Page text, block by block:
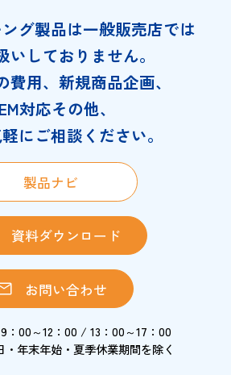
グ製品は一般販売店では
いしておりません。
費用、新規商品企画、
対応その他、
にご相談ください。
製品ナビ
資料ダウンロード
お問い合わせ
：00～12：00 / 13：00～17：00
年末年始・夏季休業期間を除く